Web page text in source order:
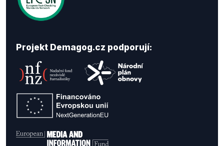
Projekt Demagog.cz podporují: